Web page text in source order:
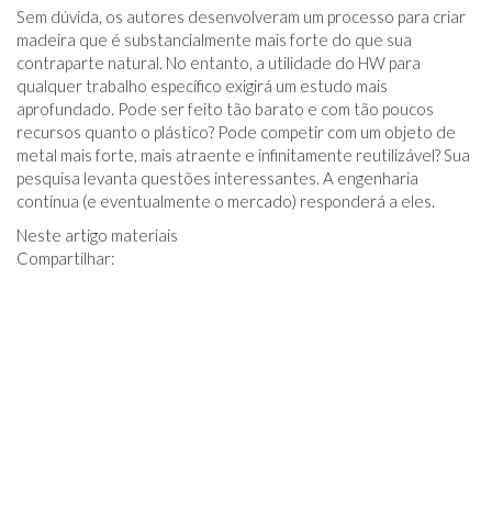
Sem dúvida, os autores desenvolveram um processo para criar
madeira que é substancialmente mais forte do que sua
contraparte natural. No entanto, a utilidade do HW para
qualquer trabalho específico exigirá um estudo mais
aprofundado. Pode ser feito tão barato e com tão poucos
recursos quanto o plástico? Pode competir com um objeto de
metal mais forte, mais atraente e infinitamente reutilizável? Sua
pesquisa levanta questões interessantes. A engenharia
contínua (e eventualmente o mercado) responderá a eles.
Neste artigo materiais
Compartilhar: